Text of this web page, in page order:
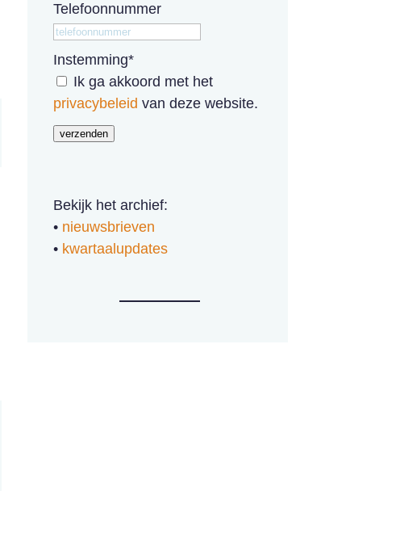
Telefoonnummer
Instemming*
Ik ga akkoord met het
privacybeleid van deze website.
verzenden
Bekijk het archief:
• nieuwsbrieven
• kwartaalupdates